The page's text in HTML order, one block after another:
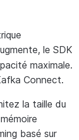
le SDK
maximale.
Connect.
la taille du
basé sur